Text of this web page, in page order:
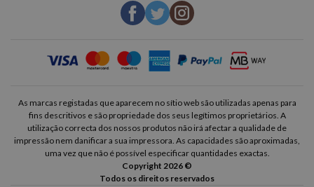
As marcas registadas que aparecem no sítio web são utilizadas apenas para
fins descritivos e são propriedade dos seus legítimos proprietários. A
utilização correcta dos nossos produtos não irá afectar a qualidade de
impressão nem danificar a sua impressora. As capacidades são aproximadas,
uma vez que não é possível especificar quantidades exactas.
Copyright 2026 ©
Todos os direitos reservados